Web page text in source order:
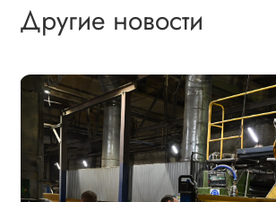
Другие новости